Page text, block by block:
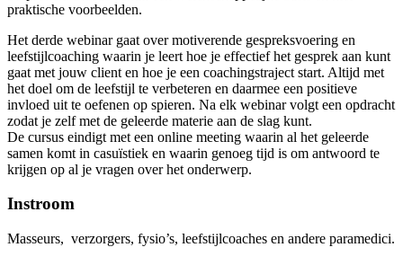
praktische voorbeelden.
Het derde webinar gaat over motiverende gespreksvoering en
leefstijlcoaching waarin je leert hoe je effectief het gesprek aan kunt
gaat met jouw client en hoe je een coachingstraject start. Altijd met
het doel om de leefstijl te verbeteren en daarmee een positieve
invloed uit te oefenen op spieren. Na elk webinar volgt een opdracht
zodat je zelf met de geleerde materie aan de slag kunt.
De cursus eindigt met een online meeting waarin al het geleerde
samen komt in casuïstiek en waarin genoeg tijd is om antwoord te
krijgen op al je vragen over het onderwerp.
Instroom
Masseurs, verzorgers, fysio’s, leefstijlcoaches en andere paramedici.